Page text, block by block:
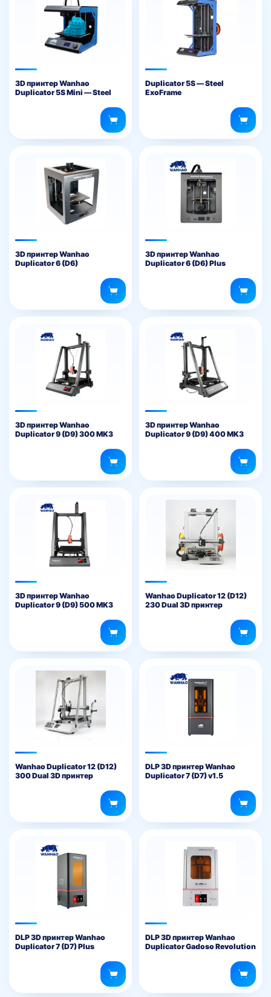
3D принтер Wanhao
Duplicator 5S Mini — Steel
Duplicator 5S — Steel
ExoFrame
3D принтер Wanhao
Duplicator 6 (D6)
3D принтер Wanhao
Duplicator 6 (D6) Plus
3D принтер Wanhao
Duplicator 9 (D9) 300 MK3
3D принтер Wanhao
Duplicator 9 (D9) 400 MK3
3D принтер Wanhao
Duplicator 9 (D9) 500 MK3
Wanhao Duplicator 12 (D12)
230 Dual 3D принтер
Wanhao Duplicator 12 (D12)
300 Dual 3D принтер
DLP 3D принтер Wanhao
Duplicator 7 (D7) v1.5
DLP 3D принтер Wanhao
Duplicator 7 (D7) Plus
DLP 3D принтер Wanhao
Duplicator Gadoso Revolution